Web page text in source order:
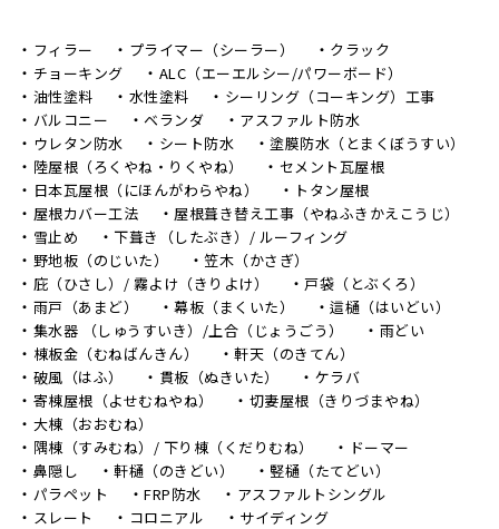
フィラー プライマー（シーラー）
クラック
チョーキング
ALC（エーエルシー/パワーボード）
油性塗料
水性塗料
シーリング（コーキング）工事
バルコニー
ベランダ
アスファルト防水
ウレタン防水
シート防水
塗膜防水（とまくぼうすい）
陸屋根（ろくやね・りくやね）
セメント瓦屋根
日本瓦屋根（にほんがわらやね）
トタン屋根
屋根カバー工法
屋根葺き替え工事（やねふきかえこうじ）
雪止め
下葺き（したぶき）/ ルーフィング
野地板（のじいた）
笠木（かさぎ）
庇（ひさし）/ 霧よけ（きりよけ）
戸袋（とぶくろ）
雨戸（あまど）
幕板（まくいた）
這樋（はいどい）
集水器 （しゅうすいき）/上合（じょうごう）
雨どい
棟板金（むねばんきん）
軒天（のきてん）
破風（はふ）
貫板（ぬきいた）
ケラバ
寄棟屋根（よせむねやね）
切妻屋根（きりづまやね）
大棟（おおむね）
隅棟（すみむね）/ 下り棟（くだりむね）
ドーマー
鼻隠し
軒樋（のきどい）
竪樋（たてどい）
パラペット
FRP防水
アスファルトシングル
スレート
コロニアル サイディング